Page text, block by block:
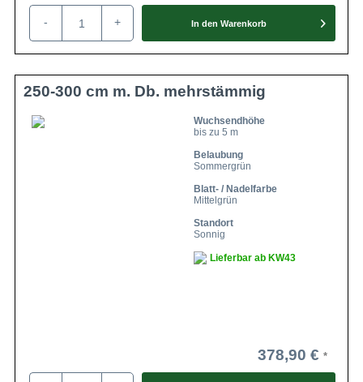
- + In den Warenkorb
250-300 cm m. Db. mehrstämmig
Wuchsendhöhe
bis zu 5 m
Belaubung
Sommergrün
Blatt- / Nadelfarbe
Mittelgrün
Standort
Sonnig
Lieferbar ab KW43
378,90 €